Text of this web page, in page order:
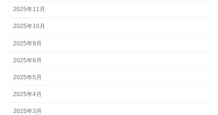
2025年11月
2025年10月
2025年9月
2025年6月
2025年5月
2025年4月
2025年3月